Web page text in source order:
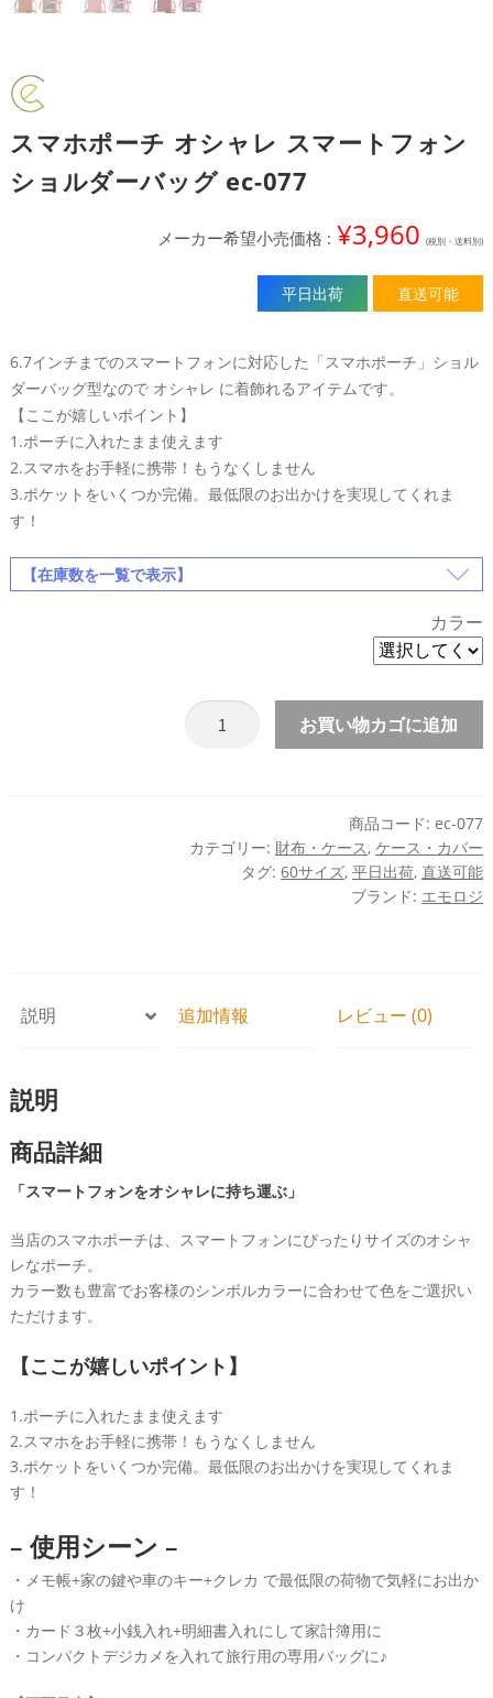
スマホポーチ オシャレ スマートフォン
ショルダーバッグ ec-077
¥3,960
直送可能
平日出荷
6.7インチまでのスマートフォンに対応した「スマホポーチ」ショル
ダーバッグ型なので オシャレ に着飾れるアイテムです。
【ここが嬉しいポイント】
1.ポーチに入れたまま使えます
2.スマホをお手軽に携帯！もうなくしません
3.ポケットをいくつか完備。最低限のお出かけを実現してくれま
す！
【在庫数を一覧で表示】
カラー
ス
チ
マ
シ
ョ
ル
ー
グ
077
個
お買い物カゴに追加
商品コード: ec-077
カテゴリー: 財布・ケース,ケース・カバー
タグ:60サイズ,平日出荷,直送可能
ブランド: エモロジ
説明 追加情報 レビュー (0)
説明
商品詳細
「スマートフォンをオシャレに持ち運ぶ」
当店のスマホポーチは、スマートフォンにぴったりサイズのオシャ
レなポーチ。
カラー数も豊富でお客様のシンボルカラーに合わせて色をご選択い
ただけます。
【ここが嬉しいポイント】
1.ポーチに入れたまま使えます
2.スマホをお手軽に携帯！もうなくしません
3.ポケットをいくつか完備。最低限のお出かけを実現してくれま
す！
– 使用シーン –
・メモ帳+家の鍵や車のキー+クレカ で最低限の荷物で気軽にお出か
け
・カード３枚+小銭入れ+明細書入れにして家計簿用に
・コンパクトデジカメを入れて旅行用の専用バッグに♪